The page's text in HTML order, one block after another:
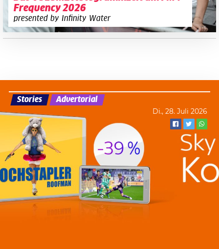
Frequency 2026
presented by Infinity Water
Stories Advertorial
Di., 28. Juli 2026